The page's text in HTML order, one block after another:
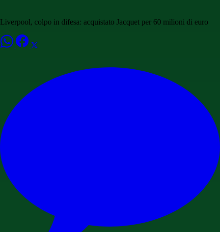
Liverpool, colpo in difesa: acquistato Jacquet per 60 milioni di euro